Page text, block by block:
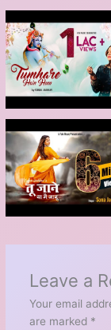
Leave a
Your email
are marked *